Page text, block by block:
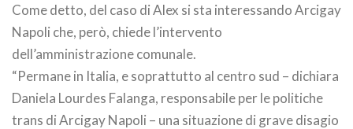
Come detto, del caso di Alex si sta interessando Arcigay
Napoli che, però, chiede l’intervento
dell’amministrazione comunale.
“Permane in Italia, e soprattutto al centro sud – dichiara
Daniela Lourdes Falanga, responsabile per le politiche
trans di Arcigay Napoli – una situazione di grave disagio